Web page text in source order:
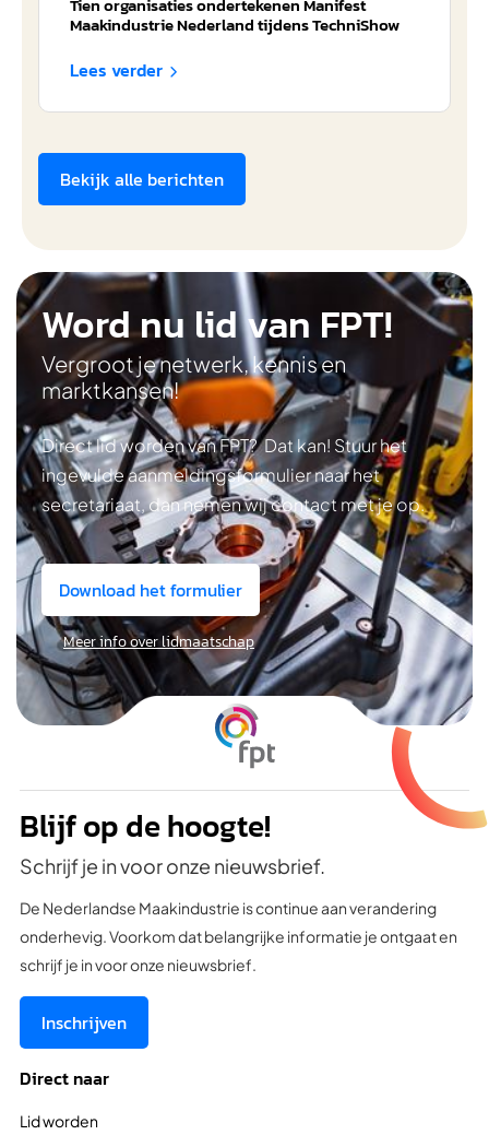
Maakindustrie Nederland tijdens TechniShow
Lees verder 
Bekijk alle berichten
Word nu lid van FPT!
Vergroot je netwerk, kennis en
marktkansen!
Direct lid worden van FPT? Dat kan! Stuur het
ingevulde aanmeldingsformulier naar het
secretariaat, dan nemen wij contact met je op.
Download het formulier
Meer info over lidmaatschap
Blijf op de hoogte!
Schrijf je in voor onze nieuwsbrief.
De Nederlandse Maakindustrie is continue aan verandering
onderhevig. Voorkom dat belangrijke informatie je ontgaat en
schrijf je in voor onze nieuwsbrief.
Inschrijven
Direct naar
Lid worden